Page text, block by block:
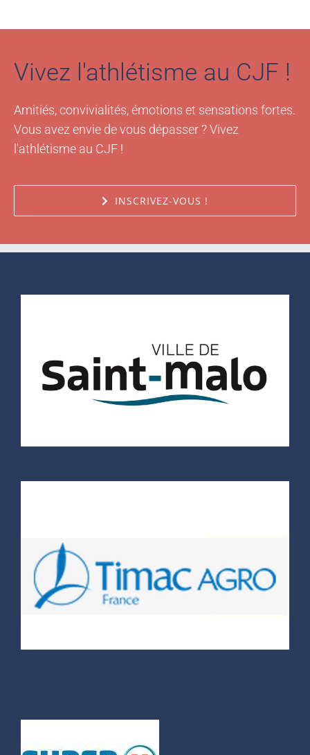
Vivez l'athlétisme au CJF !
Amitiés, convivialités, émotions et sensations fortes.
Vous avez envie de vous dépasser ? Vivez
l'athlétisme au CJF !
INSCRIVEZ-VOUS !